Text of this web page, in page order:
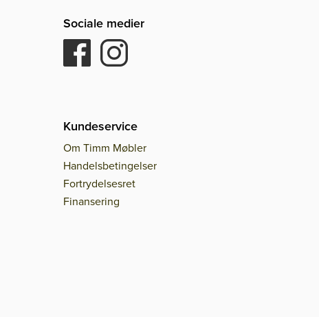
Sociale medier
Kundeservice
Om Timm Møbler
Handelsbetingelser
Fortrydelsesret
Finansering